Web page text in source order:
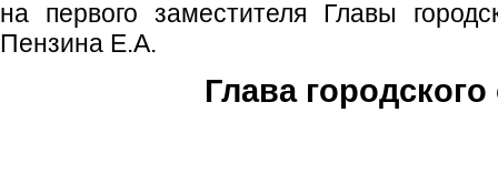
на первого заместителя Главы
Пензина Е.А.
Глава городского